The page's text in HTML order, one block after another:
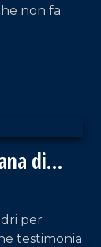
non fa
di
per
testimonia